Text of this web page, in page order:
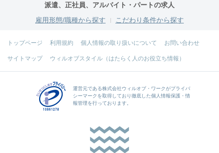
派遣、正社員、アルバイト・パートの求人
雇用形態/職種から探す
こだわり条件から探す
トップページ 利用規約 個人情報の取り扱いについて お問い合わせ
サイトマップ ウィルオブスタイル（はたらく人のお役立ち情報）
運営元である株式会社ウィルオブ・ワークがプライバ
シーマークを取得しており徹底した個人情報保護・情
報管理を行っております。